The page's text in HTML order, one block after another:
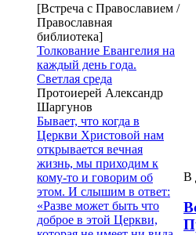
[Встреча с Православием /
Православная
библиотека]
Толкование Евангелия на
каждый день года.
Светлая среда
Протоиерей Александр
Шаргунов
Бывает, что когда в
Церкви Христовой нам
открывается вечная
жизнь, мы приходим к
кому-то и говорим об
этом. И слышим в ответ:
«Разве может быть что
доброе в этой Церкви,
В